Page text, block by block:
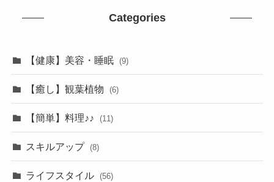
Categories
【健康】美容・睡眠 (9)
【癒し】観葉植物 (6)
【簡単】料理♪♪ (11)
スキルアップ (8)
ライフスタイル (56)